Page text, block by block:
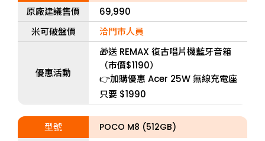
原廠建議售價
69,990
米可破盤價
洽門市人員
優惠活動
🎁送 REMAX 復古唱片機藍牙音箱
（市價$1190）
👉加購優惠 Acer 25W 無線充電座
只要 $1990
型號 POCO M8 (512GB)